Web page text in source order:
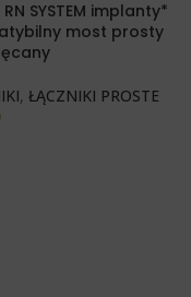
RN SYSTEM implanty*
most prosty
, ŁĄCZNIKI PROSTE